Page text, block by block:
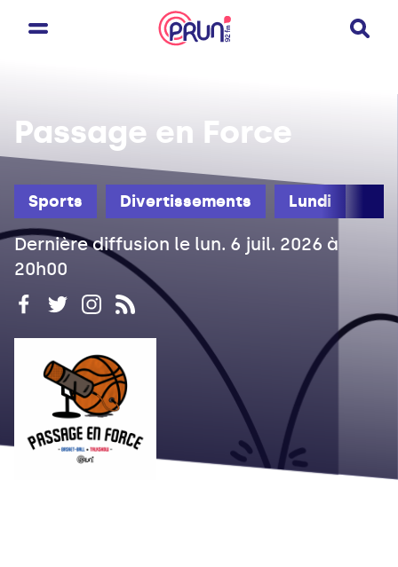
Sports Divertissements Lundi
Passage en Force
Dernière diffusion le lun. 6 juil. 2026 à
20h00